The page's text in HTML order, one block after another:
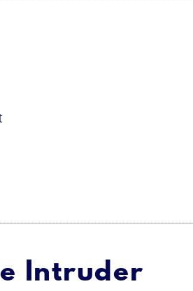
Intruder